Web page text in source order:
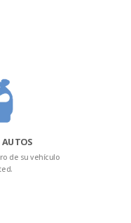
de su vehículo